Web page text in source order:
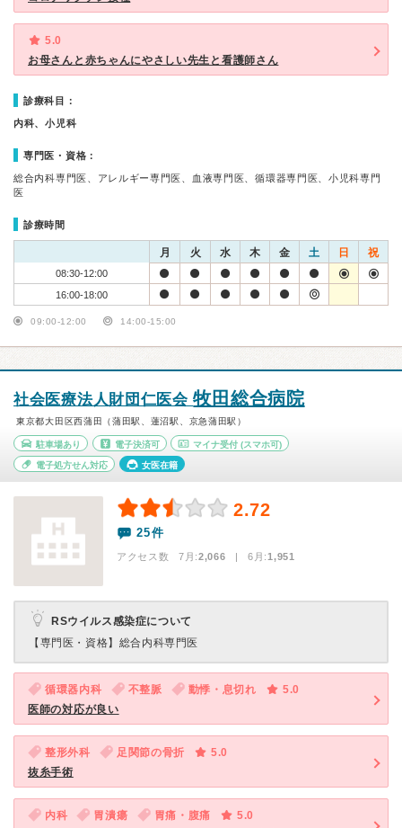
5.0
お母さんと赤ちゃんにやさしい先生と看護師さん
診療科目：
内科、小児科
専門医・資格：
総合内科専門医、アレルギー専門医、血液専門医、循環器専門医、小児科専門
医
診療時間
月 火 水 木 金 土 日 祝
08:30-12:00
16:00-18:00
09:00-12:00 14:00-15:00
社会医療法人財団仁医会牧田総合病院
東京都大田区西蒲田（蒲田駅、蓮沼駅、京急蒲田駅）
駐車場あり 電子決済可 マイナ受付 (スマホ可)
電子処方せん対応 女医在籍
2.72
25件
アクセス数 7月:2,066 | 6月:1,951
RSウイルス感染症について
【専門医・資格】 総合内科専門医
循環器内科 不整脈 動悸・息切れ
5.0
医師の対応が良い
整形外科 足関節の骨折
5.0
抜糸手術
内科 胃潰瘍 胃痛・腹痛
5.0